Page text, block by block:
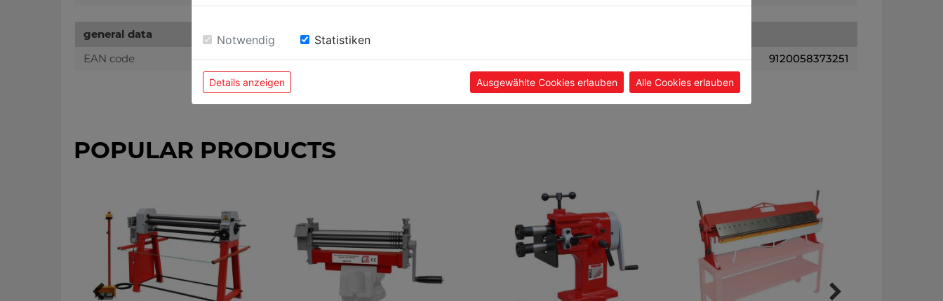
general data
EAN code
9120058373251
POPULAR PRODUCTS
Notwendig Statistiken
Details anzeigen Ausgewählte Cookies erlauben Alle Cookies erlauben